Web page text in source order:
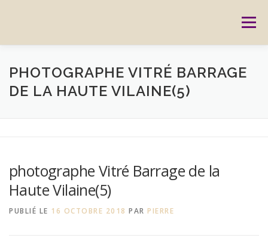
Menu
ACCUEIL PRESTATIONS CARTES CADEAUX
PHOTOGRAPHE VITRÉ BARRAGE
DE LA HAUTE VILAINE(5)
photographe Vitré Barrage de la
Haute Vilaine(5)
PUBLIÉ LE 16 OCTOBRE 2018 PAR PIERRE